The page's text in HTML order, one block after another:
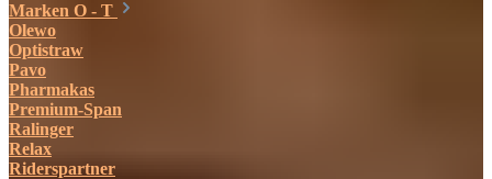
Marken O - T
Olewo
Optistraw
Pavo
Pharmakas
Premium-Span
Ralinger
Relax
Riderspartner